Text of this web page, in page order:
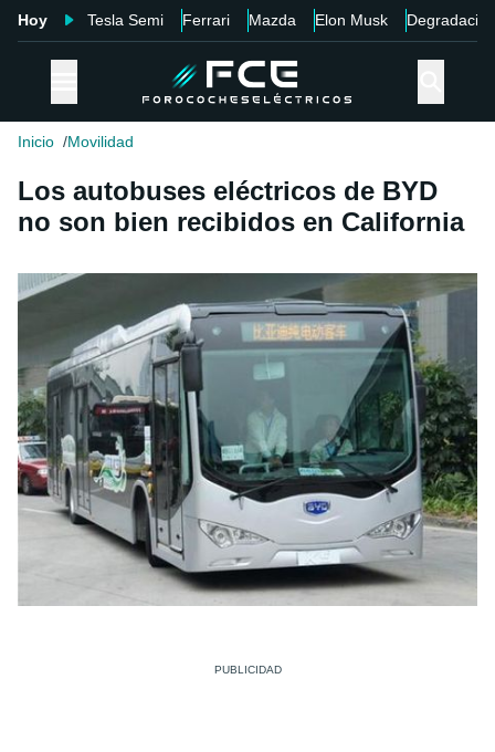
Hoy Tesla Semi Ferrari Mazda Elon Musk Degradación
Inicio Movilidad
Los autobuses eléctricos de BYD
no son bien recibidos en California